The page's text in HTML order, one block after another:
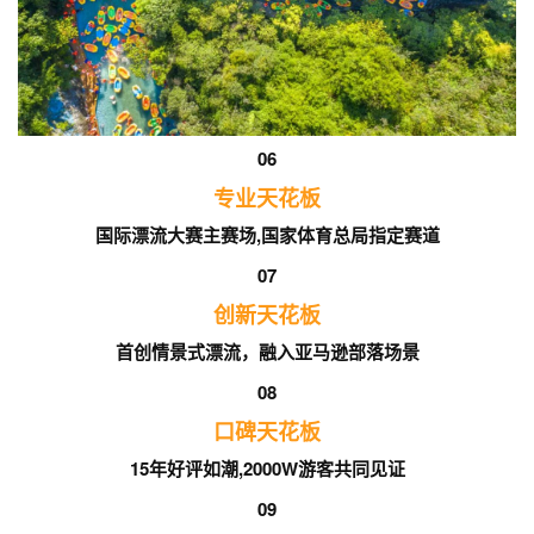
06
专业天花板
国际漂流大赛主赛场,国家体育总局指定赛道
07
创新天花板
首创情景式漂流，融入亚马逊部落场景
08
口碑天花板
15年好评如潮,2000W游客共同见证
09